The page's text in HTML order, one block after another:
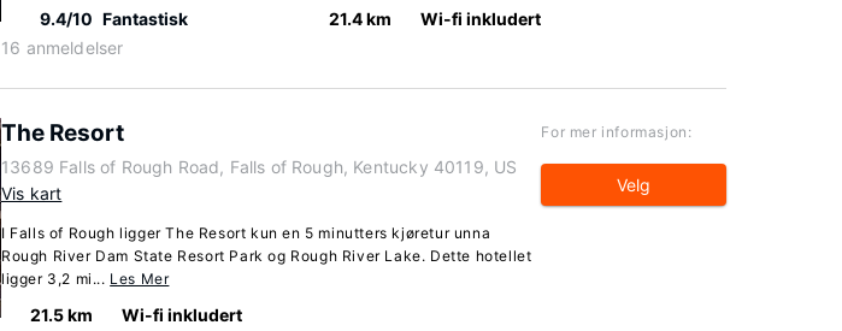
9.4/10 Fantastisk
16 anmeldelser
21.4 km Wi-fi inkludert
The Resort
13689 Falls of Rough Road, Falls of Rough, Kentucky 40119, US
Vis kart
I Falls of Rough ligger The Resort kun en 5 minutters kjøretur unna
Rough River Dam State Resort Park og Rough River Lake. Dette hotellet
ligger 3,2 mi... Les Mer
21.5 km Wi-fi inkludert
For mer informasjon:
Velg